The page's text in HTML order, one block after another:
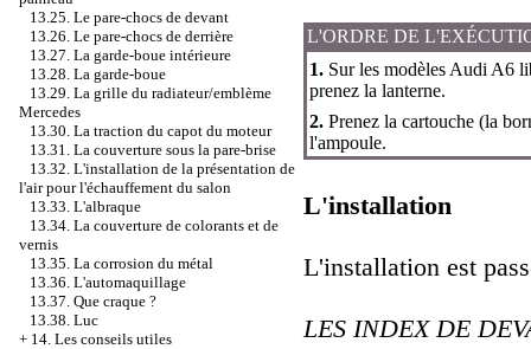
13.25. Le pare-chocs de devant
13.26. Le pare-chocs de derrière
13.27. La garde-boue intérieure
13.28. La garde-boue
13.29. La grille du radiateur/emblème
Mercedes
13.30. La traction du capot du moteur
13.31. La couverture sous la pare-brise
13.32. L'installation de la présentation de
l'air pour l'échauffement du salon
13.33. L'albraque
13.34. La couverture de colorants et de
vernis
13.35. La corrosion du métal
13.36. L'automaquillage
13.37. Que craque ?
13.38. Luc
+ 14. Les conseils utiles
L'ORDRE DE
1. Sur les modèles Audi A6
prenez la lanterne.
2. Prenez la cartouche (la
l'ampoule.
L'installation
L'installation est
LES INDEX DE